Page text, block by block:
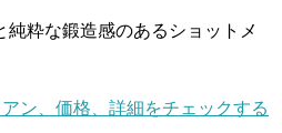
純粋な鍛造感のあるショットメ
ン、価格、詳細をチェックする